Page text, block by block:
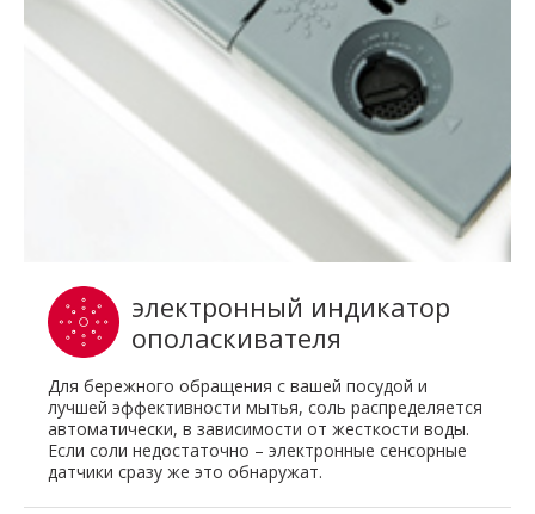
электронный индикатор
ополаскивателя
Для бережного обращения с вашей посудой и
лучшей эффективности мытья, соль распределяется
автоматически, в зависимости от жесткости воды.
Если соли недостаточно – электронные сенсорные
датчики сразу же это обнаружат.